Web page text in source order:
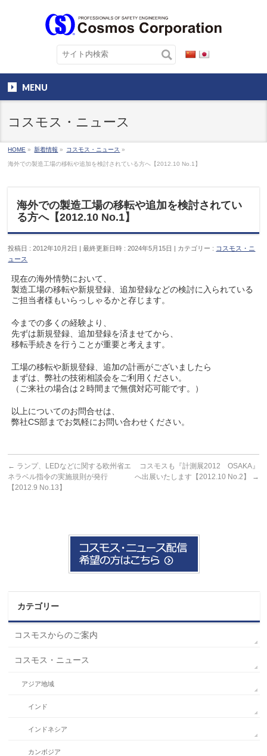
MENU
コスモス・ニュース
HOME » 新着情報 » コスモス・ニュース »
海外での製造工場の移転や追加を検討されている方へ【2012.10 No.1】
海外での製造工場の移転や追加を検討されてい
る方へ【2012.10 No.1】
投稿日 : 2012年10月2日 最終更新日時 : 2024年5月15日 カテゴリー : コスモス・ニ
ュース
現在の海外情勢において、
製造工場の移転や新規登録、追加登録などの検討に入られている
ご担当者様もいらっしゃるかと存じます。
今までの多くの経験より、
先ずは新規登録、追加登録を済ませてから、
移転手続きを行うことが重要と考えます。
工場の移転や新規登録、追加の計画がございましたら
まずは、弊社の技術相談会をご利用ください。
（ご来社の場合は２時間まで無償対応可能です。）
以上についてのお問合せは、
弊社CS部までお気軽にお問い合わせください。
← ランプ、LEDなどに関する欧州省エ
ネラベル指令の実施規則が発行
【2012.9 No.13】
コスモスも『計測展2012 OSAKA』
へ出展いたします【2012.10 No.2】
→
カテゴリー
コスモスからのご案内
コスモス・ニュース
アジア地域
インド
インドネシア
カンボジア